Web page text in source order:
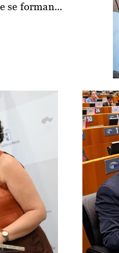
se forman...